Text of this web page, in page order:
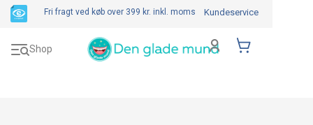
Fri fragt ved køb over 399 kr. inkl. moms Kundeservice
Shop
Toggle
navigation